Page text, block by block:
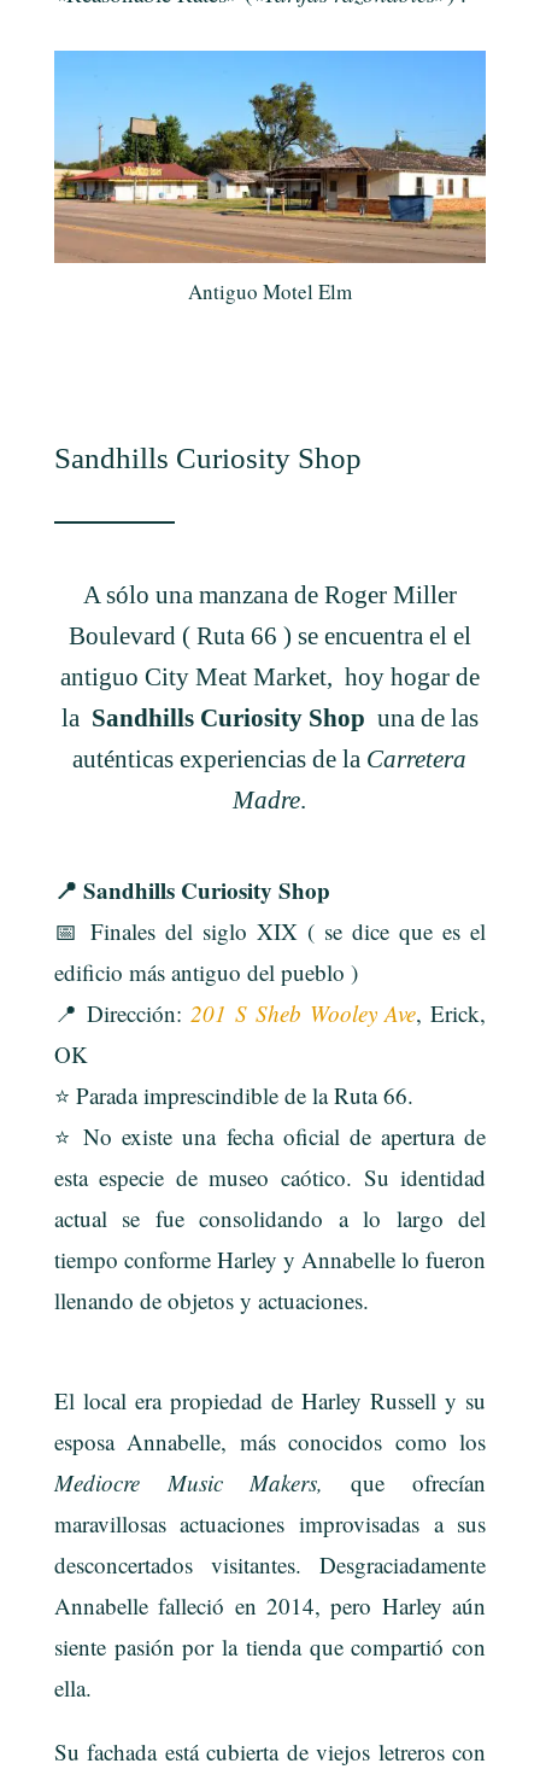
Antiguo Motel Elm
Sandhills Curiosity Shop
A sólo una manzana de Roger Miller
Boulevard ( Ruta 66 ) se encuentra el el
antiguo City Meat Market, hoy hogar de
la Sandhills Curiosity Shop una de las
auténticas experiencias de la Carretera
Madre.
📍 Sandhills Curiosity Shop
📅 Finales del siglo XIX ( se dice que es el
edificio más antiguo del pueblo )
📍 Dirección: 201 S Sheb Wooley Ave, Erick,
OK
⭐ Parada imprescindible de la Ruta 66.
⭐ No existe una fecha oficial de apertura de
esta especie de museo caótico. Su identidad
actual se fue consolidando a lo largo del
tiempo conforme Harley y Annabelle lo fueron
llenando de objetos y actuaciones.
El local era propiedad de Harley Russell y su
esposa Annabelle, más conocidos como los
Mediocre Music Makers,que ofrecían
maravillosas actuaciones improvisadas a sus
desconcertados visitantes. Desgraciadamente
Annabelle falleció en 2014, pero Harley aún
siente pasión por la tienda que compartió con
ella.
Su fachada está cubierta de viejos letreros con